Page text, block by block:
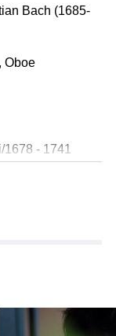
Bach (1685-
Oboe
- 1741
Streicher